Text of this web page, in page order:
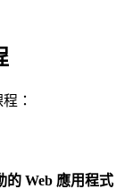
：
的 Web 應用程式